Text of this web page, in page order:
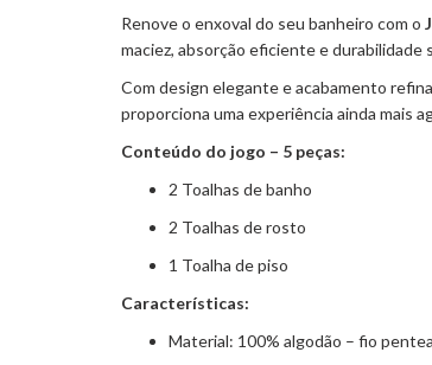
Renove o enxoval do seu banheiro com o
maciez, absorção eficiente e durabilidade
Com design elegante e acabamento
proporciona uma experiência ainda mais
Conteúdo do jogo – 5 peças:
2 Toalhas de banho
2 Toalhas de rosto
1 Toalha de piso
Características:
Material: 100% algodão – fio